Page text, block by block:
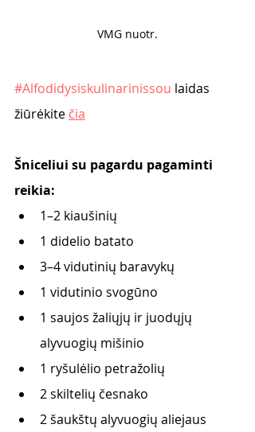
VMG nuotr.
#Alfodidysiskulinarinissou laidas
žiūrėkite čia
Šniceliui su pagardu pagaminti
reikia:
1–2 kiaušinių
1 didelio batato
3–4 vidutinių baravykų
1 vidutinio svogūno
1 saujos žaliųjų ir juodųjų
alyvuogių mišinio
1 ryšulėlio petražolių
2 skiltelių česnako
2 šaukštų alyvuogių aliejaus